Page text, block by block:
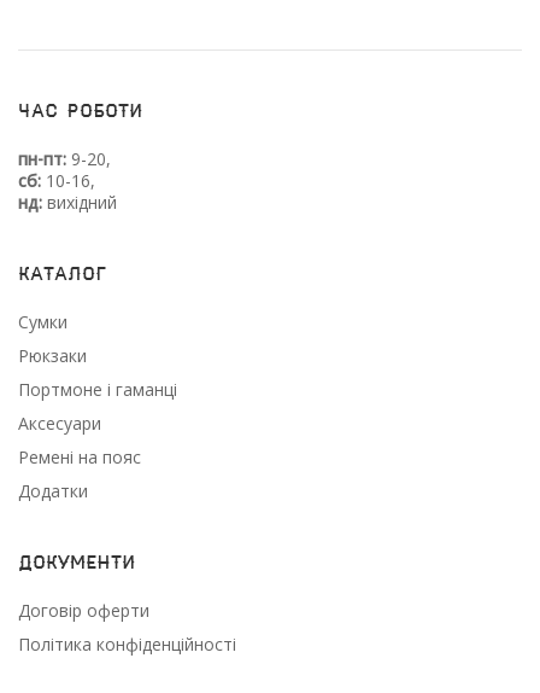
Час роботи
пн-пт: 9-20,
сб: 10-16,
нд: вихідний
Каталог
Сумки
Рюкзаки
Портмоне і гаманці
Аксесуари
Ремені на пояс
Додатки
Документи
Договір оферти
Політика конфіденційності